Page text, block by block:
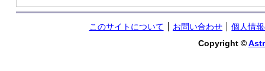
このサイトについて お問い合わせ
個人情
Copyright ©